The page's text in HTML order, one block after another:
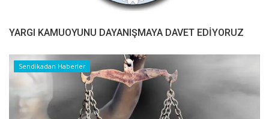
YARGI KAMUOYUNU DAYANIŞMAYA DAVET EDİYORUZ
Sendikadan Haberler